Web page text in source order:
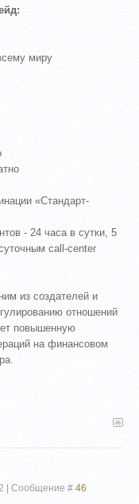
миру
«Стандарт-
- 24 часа в сутки, 5
call-center
из создателей и
отношений
повышенную
на финансовом
| Сообщение # 46